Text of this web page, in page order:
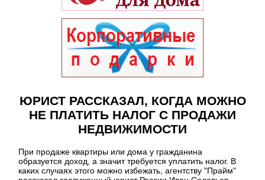
ЮРИСТ РАССКАЗАЛ, КОГДА МОЖНО
НЕ ПЛАТИТЬ НАЛОГ С ПРОДАЖИ
НЕДВИЖИМОСТИ
При продаже квартиры или дома у гражданина
образуется доход, а значит требуется уплатить налог. В
каких случаях этого можно избежать, агентству "Прайм"